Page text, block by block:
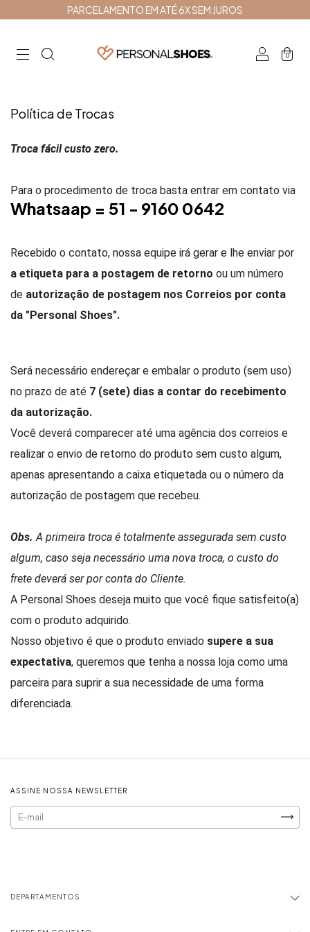
PARCELAMENTO EM ATÉ 6X SEM JUROS
0
Política de Trocas
Troca fácil custo zero.
Para o procedimento de troca basta entrar em contato via
Whatsaap = 51 - 9160 0642
Recebido o contato, nossa equipe irá gerar e lhe enviar por
a etiqueta para a postagem de retorno ou um número
de autorização de postagem nos Correios por conta
da "Personal Shoes".
Será necessário endereçar e embalar o produto (sem uso)
no prazo de até 7 (sete) dias a contar do recebimento
da autorização.
Você deverá comparecer até uma agência dos correios e
realizar o envio de retorno do produto sem custo algum,
apenas apresentando a caixa etiquetada ou o número da
autorização de postagem que recebeu.
Obs.A primeira troca é totalmente assegurada sem custo
algum, caso seja necessário uma nova troca, o custo do
frete deverá ser por conta do Cliente.
A Personal Shoes deseja muito que você fique satisfeito(a)
com o produto adquirido.
Nosso objetivo é que o produto enviado supere a sua
expectativa, queremos que tenha a nossa loja como uma
parceira para suprir a sua necessidade de uma forma
diferenciada.
ASSINE NOSSA NEWSLETTER
DEPARTAMENTOS